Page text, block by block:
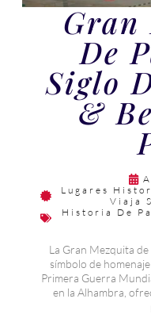
Gran
De
Siglo
&
Lugares
Viaja
Historia De
La Gran Mezquita
símbolo de
Primera Guerra
en la Alhambra,